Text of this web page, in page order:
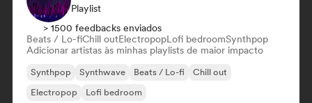
Playlist
> 1500 feedbacks enviados
Beats / Lo-fiChill outElectropopLofi bedroomSynthpop
Adicionar artistas às minhas playlists de maior impacto
Synthpop Synthwave Beats / Lo-fi
Chill out
Electropop
Lofi bedroom